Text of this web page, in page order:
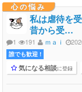
心の悩み
私は虐待を
昔から受…
1 191 ｍａｉ
誰でも歓迎 !
気になる相談に登録